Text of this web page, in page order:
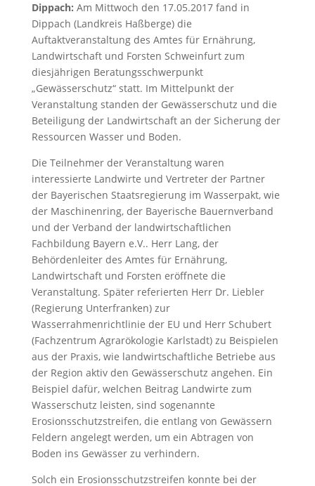
Dippach: Am Mittwoch den 17.05.2017 fand in
Dippach (Landkreis Haßberge) die
Auftaktveranstaltung des Amtes für Ernährung,
Landwirtschaft und Forsten Schweinfurt zum
diesjährigen Beratungsschwerpunkt
„Gewässerschutz“ statt. Im Mittelpunkt der
Veranstaltung standen der Gewässerschutz und die
Beteiligung der Landwirtschaft an der Sicherung der
Ressourcen Wasser und Boden.
Die Teilnehmer der Veranstaltung waren
interessierte Landwirte und Vertreter der Partner
der Bayerischen Staatsregierung im Wasserpakt, wie
der Maschinenring, der Bayerische Bauernverband
und der Verband der landwirtschaftlichen
Fachbildung Bayern e.V.. Herr Lang, der
Behördenleiter des Amtes für Ernährung,
Landwirtschaft und Forsten eröffnete die
Veranstaltung. Später referierten Herr Dr. Liebler
(Regierung Unterfranken) zur
Wasserrahmenrichtlinie der EU und Herr Schubert
(Fachzentrum Agrarökologie Karlstadt) zu Beispielen
aus der Praxis, wie landwirtschaftliche Betriebe aus
der Region aktiv den Gewässerschutz angehen. Ein
Beispiel dafür, welchen Beitrag Landwirte zum
Wasserschutz leisten, sind sogenannte
Erosionsschutzstreifen, die entlang von Gewässern
Feldern angelegt werden, um ein Abtragen von
Boden ins Gewässer zu verhindern.
Solch ein Erosionsschutzstreifen konnte bei der